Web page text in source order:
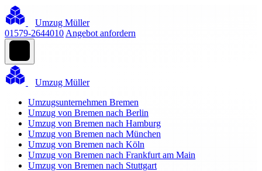
Umzug Müller
01579-2644010 Angebot anfordern
Umzug Müller
Umzugsunternehmen Bremen
Umzug von Bremen nach Berlin
Umzug von Bremen nach Hamburg
Umzug von Bremen nach München
Umzug von Bremen nach Köln
Umzug von Bremen nach Frankfurt am Main
Umzug von Bremen nach Stuttgart